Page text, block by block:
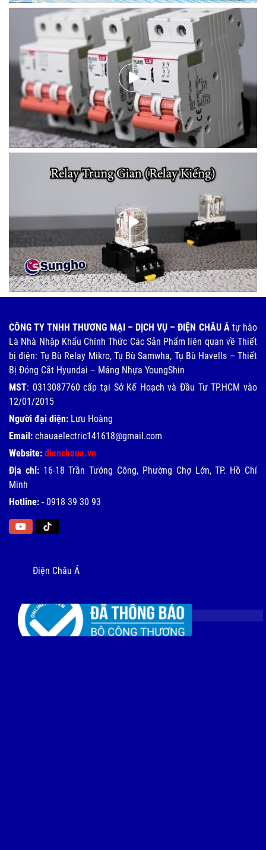
CÔNG TY TNHH THƯƠNG MẠI – DỊCH VỤ – ĐIỆN CHÂU Á tự hào
Là Nhà Nhập Khẩu Chính Thức Các Sản Phẩm liên quan về Thiết
bị điện: Tụ Bù Relay Mikro, Tụ Bù Samwha, Tụ Bù Havells – Thiết
Bị Đóng Cắt Hyundai – Máng Nhựa YoungShin
MST: 0313087760 cấp tại Sở Kế Hoạch và Đầu Tư TP.HCM vào
12/01/2015
Người đại diện: Lưu Hoàng
Email: chauaelectric141618@gmail.com
Website: dienchaua.vn
Địa chỉ: 16-18 Trần Tướng Công, Phường Chợ Lớn, TP. Hồ Chí
Minh
Hotline: - 0918 39 30 93
Điện Châu Á